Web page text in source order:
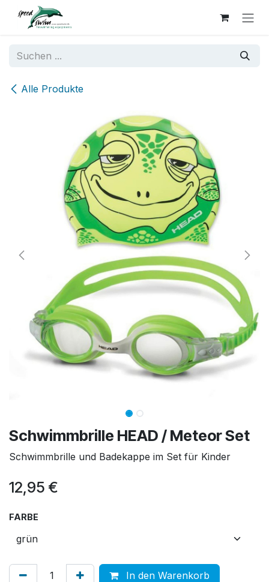
Zum Inhalt springen
Alle Produkte
Schwimmbrille HEAD / Meteor Set
Schwimmbrille und Badekappe im Set für Kinder
12,95 €
FARBE
In den Warenkorb